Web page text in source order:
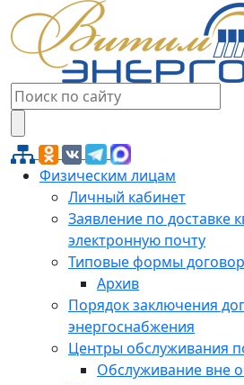
Физическим лицам
Личный кабинет
Заявление по доставке
электронную почту
Типовые формы
Архив
Порядок заключения
энергоснабжения
Центры обслуживания
Обслуживание вне